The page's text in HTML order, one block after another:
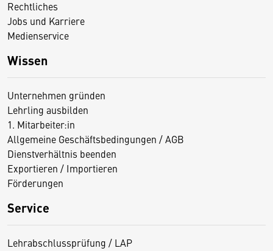
Rechtliches
Jobs und Karriere
Medienservice
Wissen
Unternehmen gründen
Lehrling ausbilden
1. Mitarbeiter:in
Allgemeine Geschäftsbedingungen / AGB
Dienstverhältnis beenden
Exportieren / Importieren
Förderungen
Service
Lehrabschlussprüfung / LAP